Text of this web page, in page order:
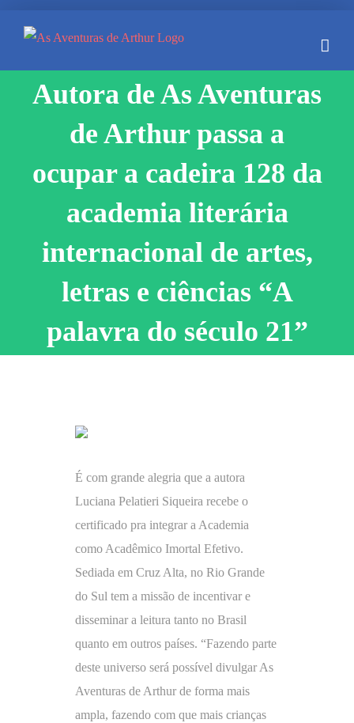
content
Autora de As Aventuras
de Arthur passa a
ocupar a cadeira 128 da
academia literária
internacional de artes,
letras e ciências “A
palavra do século 21”
É com grande alegria que a autora
Luciana Pelatieri Siqueira recebe o
certificado pra integrar a Academia
como Acadêmico Imortal Efetivo.
Sediada em Cruz Alta, no Rio Grande
do Sul tem a missão de incentivar e
disseminar a leitura tanto no Brasil
quanto em outros países. “Fazendo parte
deste universo será possível divulgar As
Aventuras de Arthur de forma mais
ampla, fazendo com que mais crianças